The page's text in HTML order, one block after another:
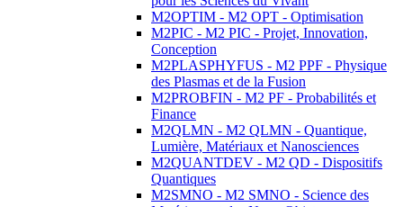
M2OPTIM - M2 OPT - Optimisation
M2PIC - M2 PIC - Projet, Innovation,
Conception
M2PLASPHYFUS - M2 PPF - Physique
des Plasmas et de la Fusion
M2PROBFIN - M2 PF - Probabilités et
Finance
M2QLMN - M2 QLMN - Quantique,
Lumière, Matériaux et Nanosciences
M2QUANTDEV - M2 QD - Dispositifs
Quantiques
M2SMNO - M2 SMNO - Science des